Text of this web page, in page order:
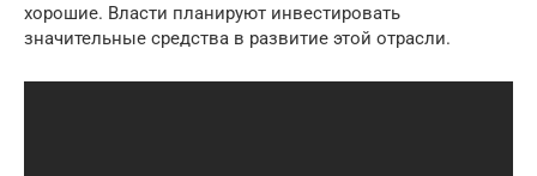
хорошие. Власти планируют инвестировать
значительные средства в развитие этой отрасли.